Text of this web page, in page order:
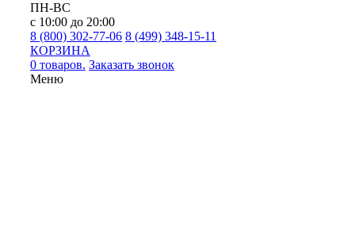
ПН-ВС
с 10:00 до 20:00
8 (800) 302-77-06 8 (499) 348-15-11
КОРЗИНА
0 товаров. Заказать звонок
Меню